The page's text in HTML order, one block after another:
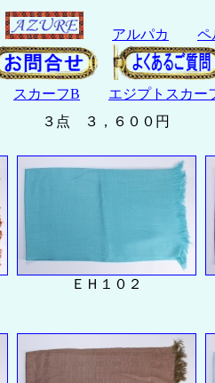
アルパカ ペ
スカーフB
エジプトスカー
３点 ３，６００円
ＥＨ１０２